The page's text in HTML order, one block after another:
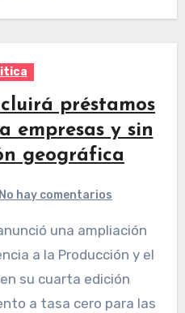
préstamos
empresas y sin
geográfica
No hay comentarios
a la Producción y el
su cuarta edición
a tasa cero para las